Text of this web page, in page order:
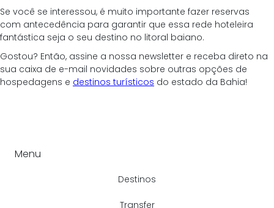
Se você se interessou, é muito importante fazer reservas
com antecedência para garantir que essa rede hoteleira
fantástica seja o seu destino no litoral baiano.
Gostou? Então, assine a nossa newsletter e receba direto na
sua caixa de e-mail novidades sobre outras opções de
hospedagens e destinos turísticos do estado da Bahia!
Menu
Destinos
Transfer